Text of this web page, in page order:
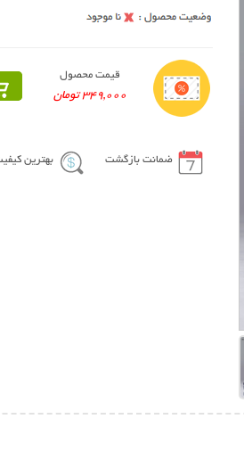
قیمت محصول
349,000 تومان
ضمانت بازگشت بهترین